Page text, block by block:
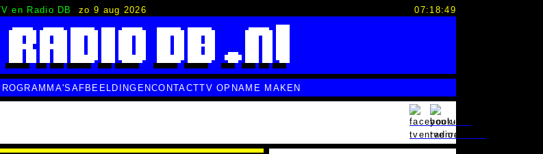
en Radio DB zo 9 aug 2026 07:18:50
AFBEELDINGENCONTACTTV OPNAME MAKEN